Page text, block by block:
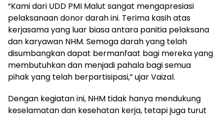
“Kami dari UDD PMI Malut sangat mengapresiasi
pelaksanaan donor darah ini. Terima kasih atas
kerjasama yang luar biasa antara panitia pelaksana
dan karyawan NHM. Semoga darah yang telah
disumbangkan dapat bermanfaat bagi mereka yang
membutuhkan dan menjadi pahala bagi semua
pihak yang telah berpartisipasi,” ujar Vaizal.
Dengan kegiatan ini, NHM tidak hanya mendukung
keselamatan dan kesehatan kerja, tetapi juga turut